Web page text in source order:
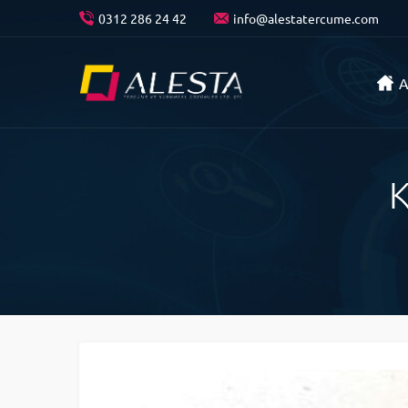
0312 286 24 42 info@alestatercume.com